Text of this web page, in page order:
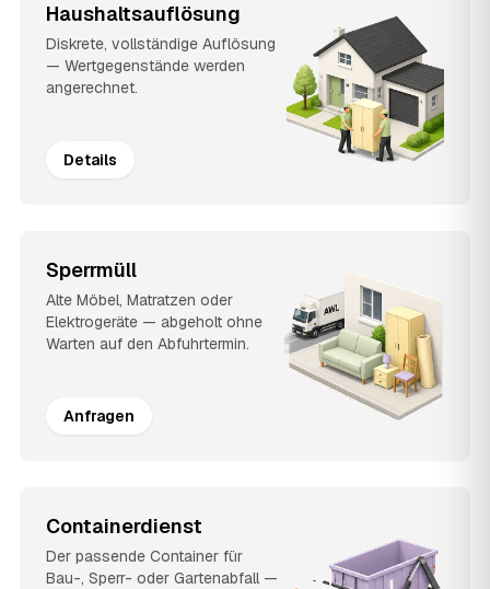
Haushaltsauflösung
Diskrete, vollständige Auflösung
— Wertgegenstände werden
angerechnet.
Details
Sperrmüll
Alte Möbel, Matratzen oder
Elektrogeräte — abgeholt ohne
Warten auf den Abfuhrtermin.
Anfragen
Containerdienst
Der passende Container für
Bau-, Sperr- oder Gartenabfall —